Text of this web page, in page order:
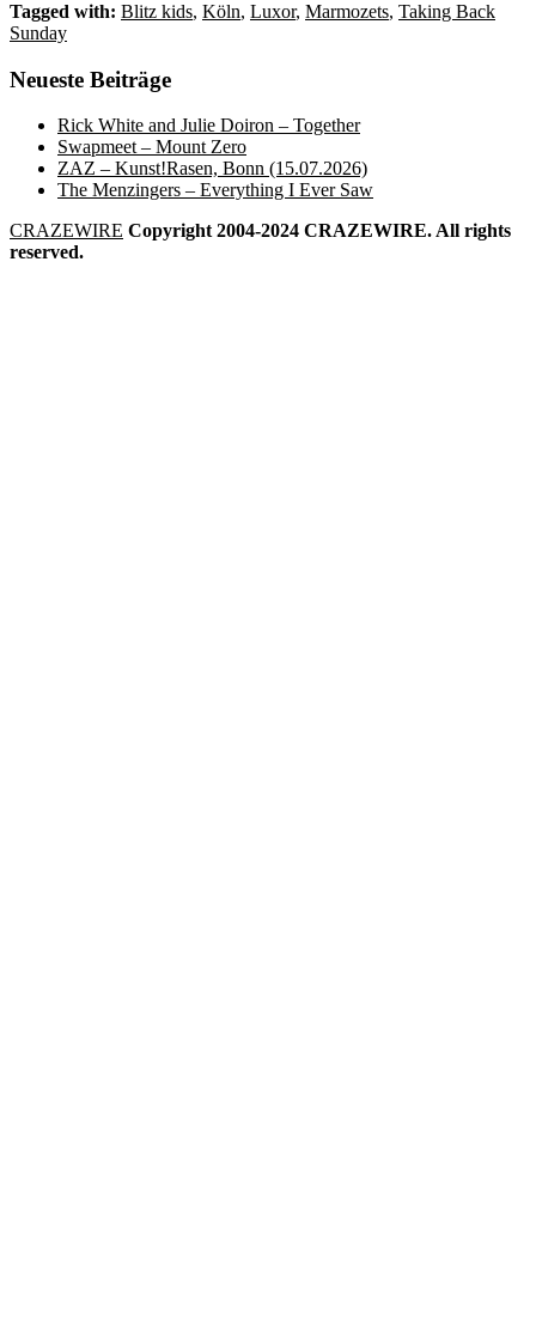
Tagged with: Blitz kids, Köln, Luxor, Marmozets, Taking Back
Sunday
Neueste Beiträge
Rick White and Julie Doiron – Together
Swapmeet – Mount Zero
ZAZ – Kunst!Rasen, Bonn (15.07.2026)
The Menzingers – Everything I Ever Saw
CRAZEWIRE Copyright 2004-2024 CRAZEWIRE. All rights
reserved.